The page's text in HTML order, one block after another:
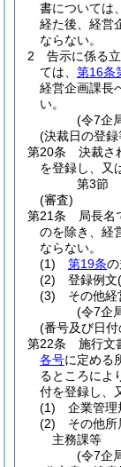
書については、
経た後、経営
ならない。
2
告示に係る
ては、 第16条
経営企画課長
い。
(令7企
(決裁日の登録
第20条
決裁さ
を登録し、又
第3節
(審査)
第21条
局長名
のを除き、経
ならない。
(1)
第19条
(2)
登録例文
(3)
その他
(令7企
(番号及び日
第22条
施行文
各号に定める
るところによ
付を登録し、
(1)
企業管
(2)
その他
主務課等
(令7企